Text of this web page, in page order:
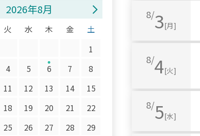
2026年8月
火 水 木 金
土
1
4 5 6 7
8
11 12 13 14
15
18 19 20 21
22
25 26 27 28
29
8/3[月]
8/4[火]
8/5[水]